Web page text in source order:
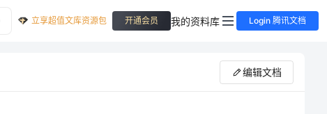
立享超值文库资源包 开通会员 我的资料库 Login 腾讯文档
编辑文档